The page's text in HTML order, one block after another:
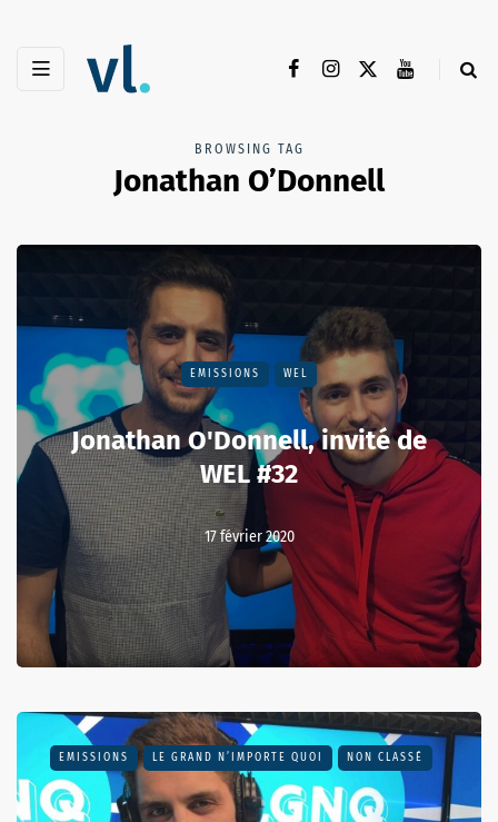
BROWSING TAG
Jonathan O’Donnell
EMISSIONS WEL
Jonathan O'Donnell, invité de
WEL #32
17 février 2020
EMISSIONS LE GRAND N’IMPORTE QUOI NON CLASSÉ